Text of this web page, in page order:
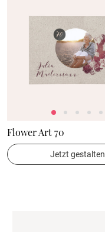
Flower Art 70
Jetzt gestalten